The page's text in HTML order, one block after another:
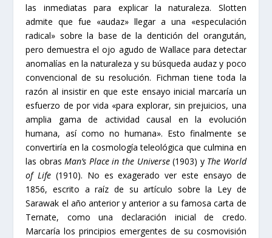
las inmediatas para explicar la naturaleza. Slotten
admite que fue «audaz» llegar a una «especulación
radical» sobre la base de la dentición del orangután,
pero demuestra el ojo agudo de Wallace para detectar
anomalías en la naturaleza y su búsqueda audaz y poco
convencional de su resolución. Fichman tiene toda la
razón al insistir en que este ensayo inicial marcaría un
esfuerzo de por vida «para explorar, sin prejuicios, una
amplia gama de actividad causal en la evolución
humana, así como no humana». Esto finalmente se
convertiría en la cosmología teleológica que culmina en
las obrasMan’s Place in the Universe(1903) y The World
of Life (1910). No es exagerado ver este ensayo de
1856, escrito a raíz de su artículo sobre la Ley de
Sarawak el año anterior y anterior a su famosa carta de
Ternate, como una declaración inicial de credo.
Marcaría los principios emergentes de su cosmovisión